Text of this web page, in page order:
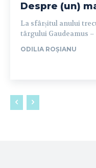
Despre (un)
La sfârșitul anului
târgului Gaudeamus
ODILIA ROȘIANU